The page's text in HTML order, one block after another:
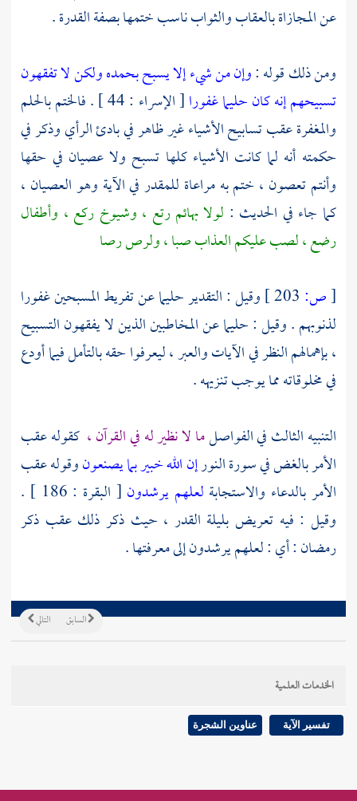
عن المجازاة بالعقاب والثواب ناسب ختمها بصفة القدرة .
ومن ذلك قوله :وإن من شيء إلا يسبح بحمده ولكن لا تفقهون
تسبيحهم إنه كان حليما غفورا
[ الإسراء : 44 ] . فالختم بالحلم
والمغفرة عقب تسابيح الأشياء غير ظاهر في بادئ الرأي وذكر في
حكمته أنه لما كانت الأشياء كلها تسبح ولا عصيان في حقها
وأنتم تعصون ، ختم به مراعاة للمقدر في الآية وهو العصيان ،
كما جاء في الحديث : لولا بهائم رتع ، وشيوخ ركع ، وأطفال
رضع ، لصب عليكم العذاب صبا ، ولرص رصا
[ص:
وقيل : التقدير حليما عن تفريط المسبحين غفورا
لذنوبهم . وقيل : حليما عن المخاطبين الذين لا يفقهون التسبيح
، بإهمالهم النظر في الآيات والعبر ، ليعرفوا حقه بالتأمل فيما أودع
في مخلوقاته مما يوجب تنزيهه .
التنبيه الثالث في الفواصلما لا نظير له في القرآن ، كقوله عقب
الأمر بالغض في سورة النورإن الله خبير بما يصنعونوقوله عقب
الأمر بالدعاء والاستجابة لعلهم يرشدون
[ البقرة : 186 ] .
وقيل : فيه تعريض بليلة القدر ، حيث ذكر ذلك عقب ذكر
رمضان : أي : لعلهم يرشدون إلى معرفتها .
التالي السابق
الخدمات العلمية
تفسير الآية عناوين الشجرة